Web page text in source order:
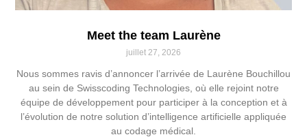
Meet the team Laurène
juillet 27, 2026
Nous sommes ravis d’annoncer l’arrivée de Laurène Bouchillou
au sein de Swisscoding Technologies, où elle rejoint notre
équipe de développement pour participer à la conception et à
l’évolution de notre solution d’intelligence artificielle appliquée
au codage médical.